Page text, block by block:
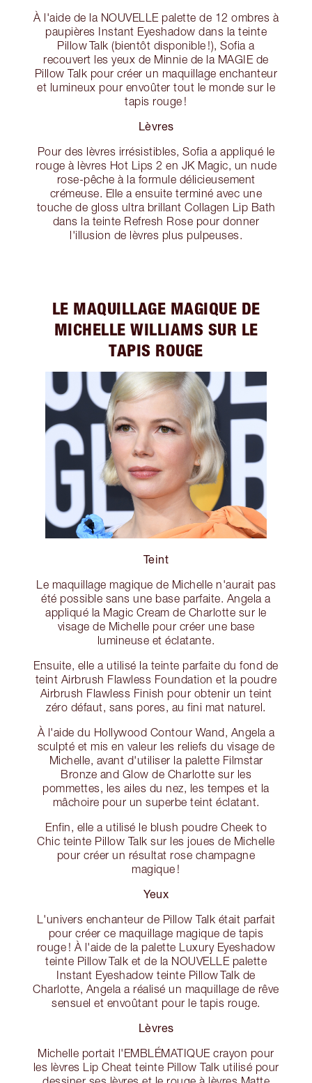
À l'aide de la NOUVELLE palette de 12 ombres à
paupières Instant Eyeshadow dans la teinte
Pillow Talk (bientôt disponible !), Sofia a
recouvert les yeux de Minnie de la MAGIE de
Pillow Talk pour créer un maquillage enchanteur
et lumineux pour envoûter tout le monde sur le
tapis rouge !
Lèvres
Pour des lèvres irrésistibles, Sofia a appliqué le
rouge à lèvres Hot Lips 2 en JK Magic, un nude
rose-pêche à la formule délicieusement
crémeuse. Elle a ensuite terminé avec une
touche de gloss ultra brillant Collagen Lip Bath
dans la teinte Refresh Rose pour donner
l'illusion de lèvres plus pulpeuses.
LE MAQUILLAGE MAGIQUE DE
MICHELLE WILLIAMS SUR LE
TAPIS ROUGE
Teint
Le maquillage magique de Michelle n'aurait pas
été possible sans une base parfaite. Angela a
appliqué la Magic Cream de Charlotte sur le
visage de Michelle pour créer une base
lumineuse et éclatante.
Ensuite, elle a utilisé la teinte parfaite du fond de
teint Airbrush Flawless Foundation et la poudre
Airbrush Flawless Finish pour obtenir un teint
zéro défaut, sans pores, au fini mat naturel.
À l'aide du Hollywood Contour Wand, Angela a
sculpté et mis en valeur les reliefs du visage de
Michelle, avant d'utiliser la palette Filmstar
Bronze and Glow de Charlotte sur les
pommettes, les ailes du nez, les tempes et la
mâchoire pour un superbe teint éclatant.
Enfin, elle a utilisé le blush poudre Cheek to
Chic teinte Pillow Talk sur les joues de Michelle
pour créer un résultat rose champagne
magique !
Yeux
L'univers enchanteur de Pillow Talk était parfait
pour créer ce maquillage magique de tapis
rouge ! À l'aide de la palette Luxury Eyeshadow
teinte Pillow Talk et de la NOUVELLE palette
Instant Eyeshadow teinte Pillow Talk de
Charlotte, Angela a réalisé un maquillage de rêve
sensuel et envoûtant pour le tapis rouge.
Lèvres
Michelle portait l'EMBLÉMATIQUE crayon pour
les lèvres Lip Cheat teinte Pillow Talk utilisé pour